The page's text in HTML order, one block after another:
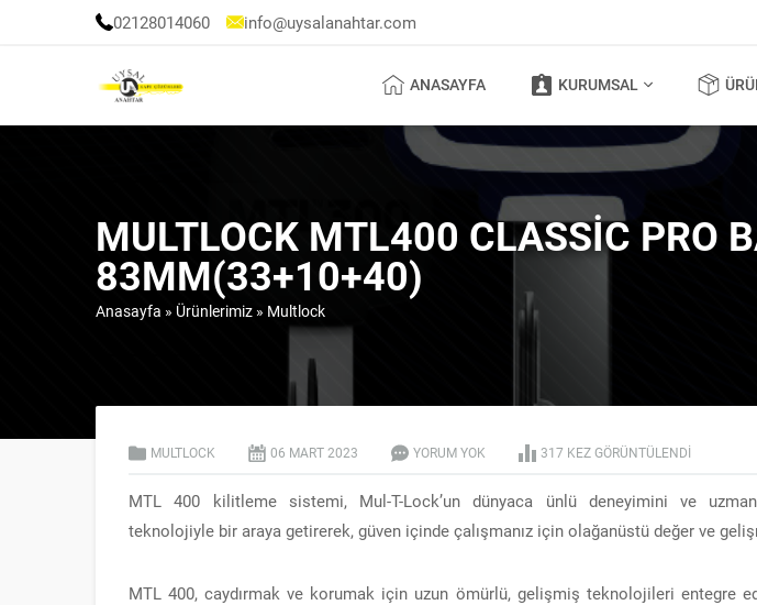
02128014060 info@uysalanahtar.com
ANASAYFA KURUMSAL
MULTLOCK MTL400 CLASSIC PRO
83MM(33+10+40)
Anasayfa » Ürünlerimiz » Multlock
MULTLOCK 06 MART2023 YORUM YOK 317 KEZ GÖRÜNTÜLENDI
MTL 400 kilitleme sistemi, Mul-T-Lock’un dünyaca ünlü deneyimini ve
teknolojiyle bir araya getirerek, güven içinde çalışmanız için olağanüstü değer ve
MTL 400, caydırmak ve korumak için uzun ömürlü, gelişmiş teknolojileri entegre